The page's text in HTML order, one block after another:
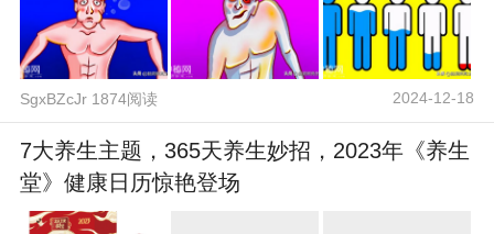
SgxBZcJr 1874阅读 2024-12-18
7大养生主题，365天养生妙招，2023年《养生
堂》健康日历惊艳登场